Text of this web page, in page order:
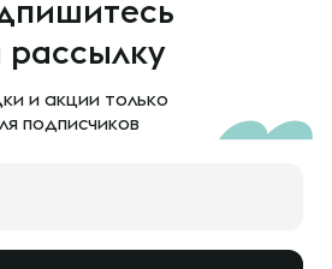
рассылку
и акции только
подписчиков